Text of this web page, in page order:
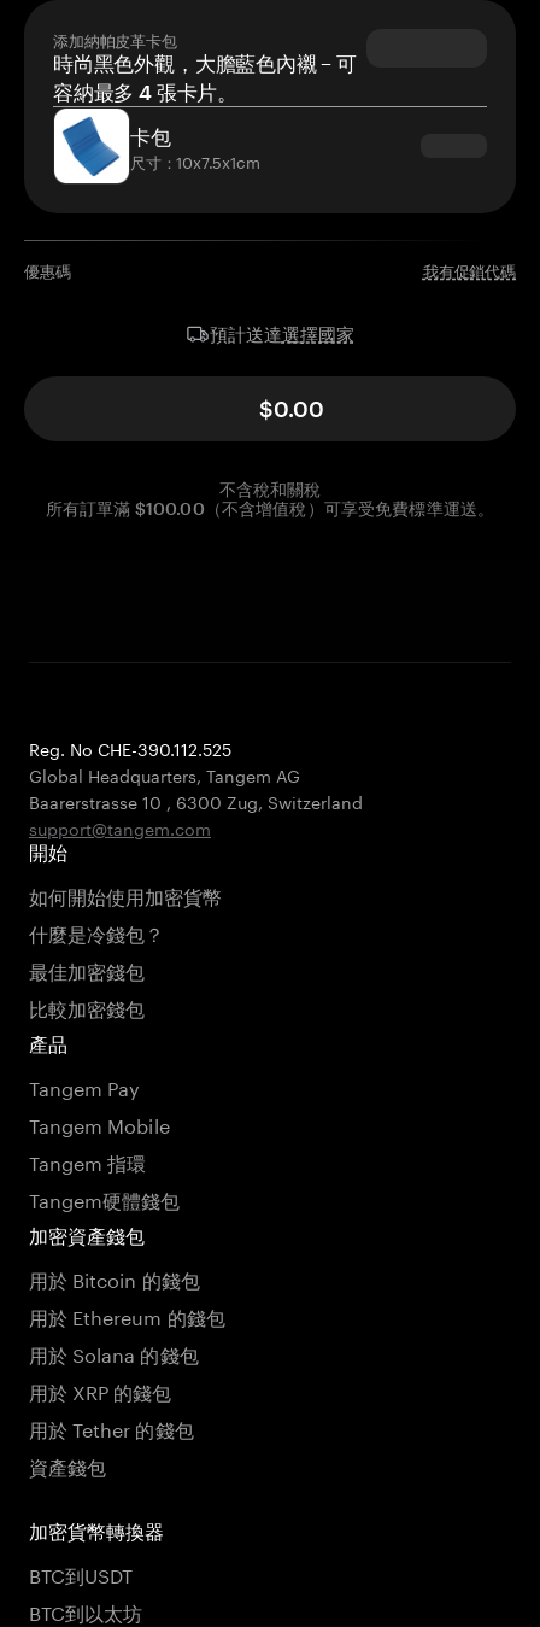
添加納帕皮革卡包
時尚黑色外觀，大膽藍色內襯 – 可
容納最多 4 張卡片。
卡包
尺寸：10x7.5x1cm
優惠碼 我有促銷代碼
預計送達選擇國家
$0.00
不含稅和關稅
所有訂單滿 $100.00（不含增值稅）可享受免費標準運送。
Reg. No CHE-390.112.525
Global Headquarters, Tangem AG
Baarerstrasse 10 , 6300 Zug, Switzerland
support@tangem.com
開始
如何開始使用加密貨幣
什麼是冷錢包？
最佳加密錢包
比較加密錢包
產品
Tangem Pay
Tangem Mobile
Tangem 指環
Tangem硬體錢包
加密資產錢包
用於 Bitcoin 的錢包
用於 Ethereum 的錢包
用於 Solana 的錢包
用於 XRP 的錢包
用於 Tether 的錢包
資產錢包
加密貨幣轉換器
BTC到USDT
BTC到以太坊